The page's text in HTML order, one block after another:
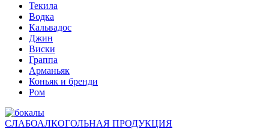
Текила
Водка
Кальвадос
Джин
Виски
Граппа
Арманьяк
Коньяк и бренди
Ром
СЛАБОАЛКОГОЛЬНАЯ ПРОДУКЦИЯ